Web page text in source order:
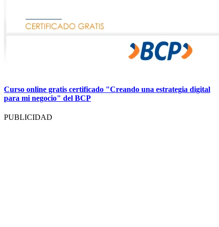
Curso online gratis certificado "Creando una estrategia digital
para mi negocio" del BCP
PUBLICIDAD